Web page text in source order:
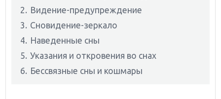
2. Видение-предупреждение
3. Сновидение-зеркало
4. Наведенные сны
5. Указания и откровения во снах
6. Бессвязные сны и кошмары